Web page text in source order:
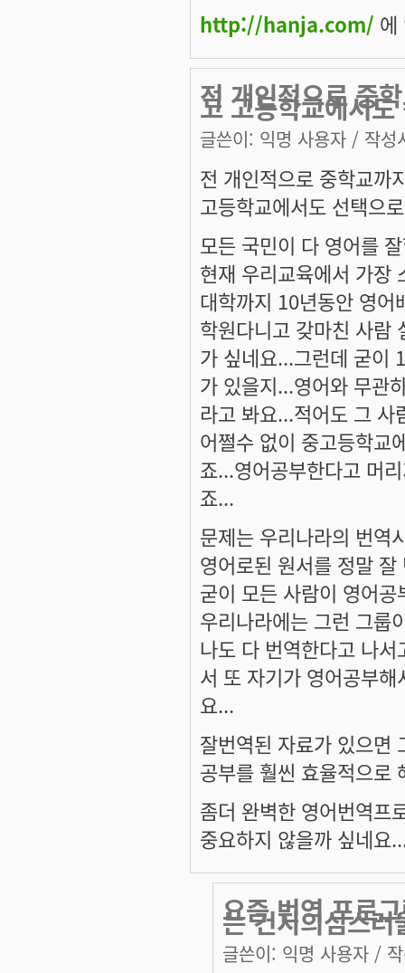
http://hanja.com/ 에
전 개인적으로 중
고 고등학교에서도
글쓴이: 익명 사용자 / 작성
전 개인적으로 중학교까
고등학교에서도 선택으
모든 국민이 다 영어를
현재 우리교육에서 가장
대학까지 10년동안 영
학원다니고 갖마친 사람
가 싶네요...그런데 굳이
가 있을지...영어와 무관
라고 봐요...적어도 그 사
어쩔수 없이 중고등학교
죠...영어공부한다고 머
죠...
문제는 우리나라의 번역
영어로된 원서를 정말
굳이 모든 사람이 영어
우리나라에는 그런 그룹
나도 다 번역한다고 나
서 또 자기가 영어공부
요...
잘번역된 자료가 있으면
공부를 훨씬 효율적으로
좀더 완벽한 영어번역프
중요하지 않을까 싶네요
요즘 번역 프로
는 건지의심스러
글쓴이: 익명 사용자 /